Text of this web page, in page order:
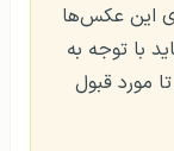
این عکس‌ها
با توجه به
مورد قبول